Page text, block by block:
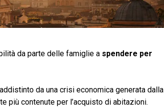
da parte delle famiglie a spendere per
da una crisi economica generata dalla
più contenute per l’acquisto di abitazioni.